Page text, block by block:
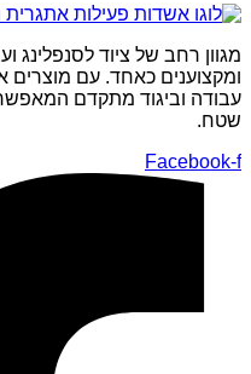
מגוון רחב של ציוד לסנפלינג
ומקצוענים כאחד. עם מוצרים
עבודה וביגוד מתקדם
שטח.
Facebook-f